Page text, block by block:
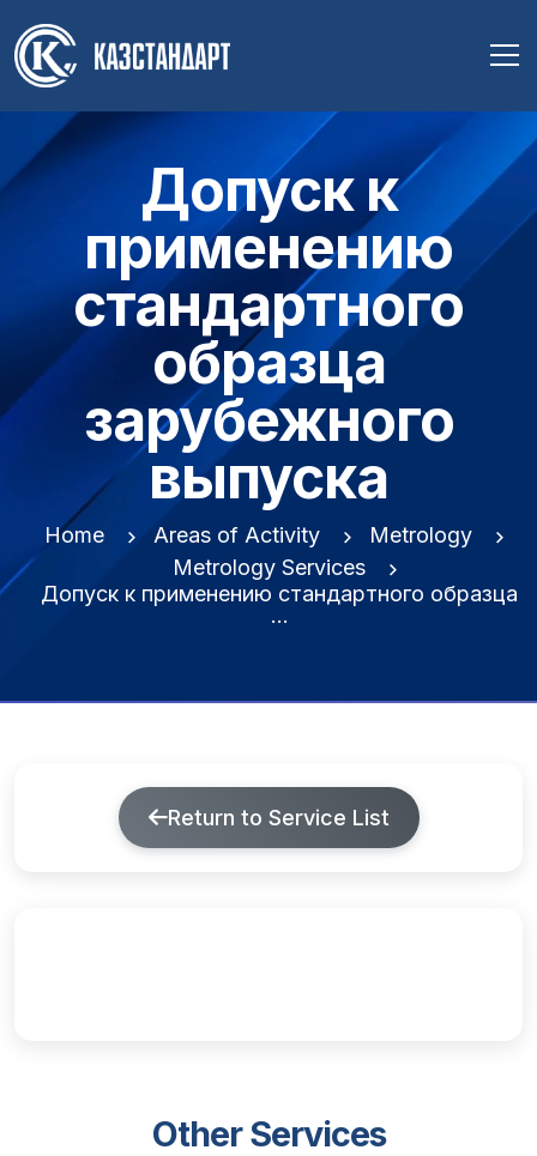
Допуск к
применению
стандартного
образца
зарубежного
выпуска
Home Areas of Activity
Metrology
Metrology Services
Допуск к применению стандартного образца
…
Return to Service List
Other Services